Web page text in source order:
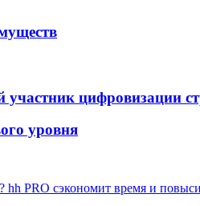
участник цифровизации
уровня